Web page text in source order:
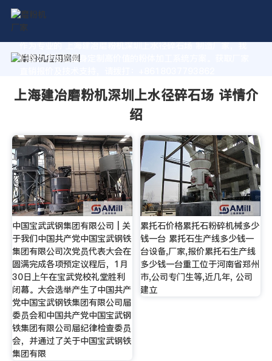
作为专业的 上海建冶磨粉机深圳上水径碎石场 制造厂家，我
们致力于为您量身定制高价值的粉体加工系统方案。获取厂家
上海建冶磨粉机深圳上水径碎石场 详情介
绍
中国宝武武钢集团有限公司 | 关
于我们中国共产党中国宝武钢铁
集团有限公司次党员代表大会在
圆满完成各项预定议程后，1月
30日上午在宝武党校礼堂胜利
闭幕。大会选举产生了中国共产
党中国宝武钢铁集团有限公司届
委员会和中国共产党中国宝武钢
铁集团有限公司届纪律检查委员
会，并通过了关于中国宝武钢铁
集团有限
累托石价格累托石粉碎机械多少
钱一台 累托石生产线多少钱一
台设备,厂家,报价累托石生产线
多少钱一台重工位于河南省郑州
市,公司专门生等,近几年, 公司
建立